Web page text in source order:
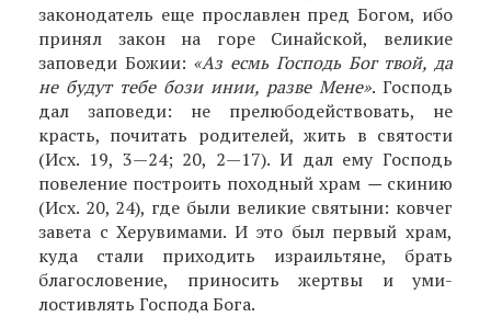
законодатель еще прославлен пред Богом, ибо
принял закон на горе Синайской, великие
заповеди Божии: «Аз есмь Господь Бог твой, да
не будут тебе бози инии, разве Мене». Господь
дал заповеди: не прелюбодействовать, не
красть, почитать родите­лей, жить в святости
(Исх. 19, 3—24; 20, 2—17). И дал ему Господь
повеление построить походный храм —скинию
(Исх. 20, 24), где были великие святыни: ковчег
завета с Херувимами. И это был первый храм,
куда стали приходить израильтяне, брать
благословение, приносить жертвы и уми­
лостивлять Господа Бога.